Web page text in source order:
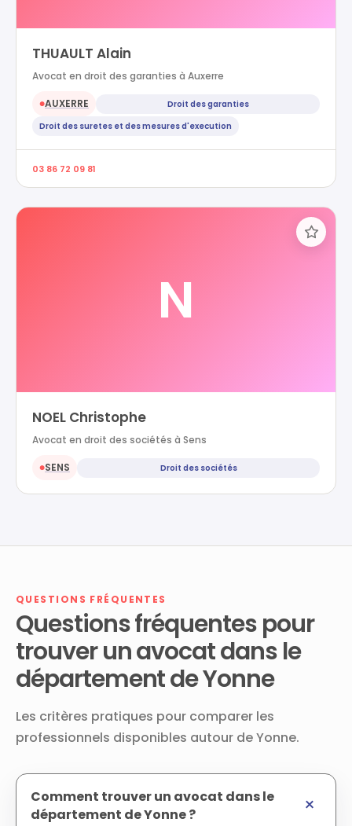
THUAULT Alain
Avocat en droit des garanties à Auxerre
●AUXERRE
Droit des garanties
Droit des suretes et des mesures d'execution
03 86 72 09 81
N
NOEL Christophe
Avocat en droit des sociétés à Sens
●SENS Droit des sociétés
QUESTIONS FRÉQUENTES
Questions fréquentes pour
trouver un avocat dans le
département de Yonne
Les critères pratiques pour comparer les
professionnels disponibles autour de Yonne.
Comment trouver un avocat dans le
département de Yonne ?